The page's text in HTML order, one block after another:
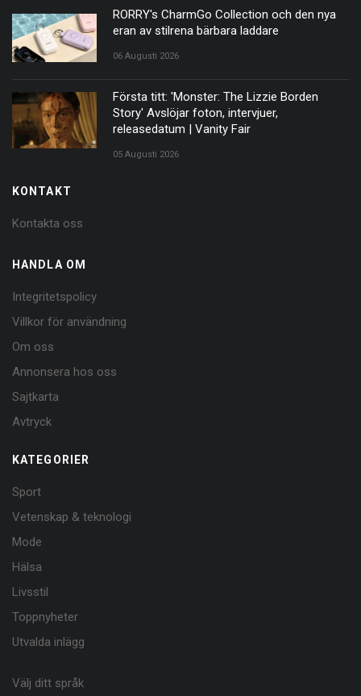
RORRY's CharmGo Collection och den nya
eran av stilrena bärbara laddare
06 Augusti 2026
Första titt: 'Monster: The Lizzie Borden
Story' Avslöjar foton, intervjuer,
releasedatum | Vanity Fair
05 Augusti 2026
KONTAKT
Kontakta oss
HANDLA OM
Integritetspolicy
Villkor för användning
Om oss
Annonsera hos oss
Sajtkarta
Avtryck
KATEGORIER
Sport
Vetenskap & teknologi
Mode
Hälsa
Livsstil
Toppnyheter
Utvalda inlägg
Välj ditt språk